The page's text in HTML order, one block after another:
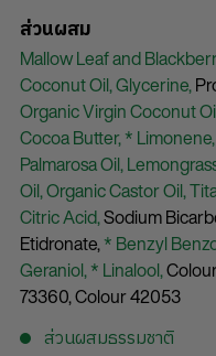
ส่วนผสม
Mallow Leaf and
Coconut Oil,Glycerine,
Organic Virgin Coconut
Cocoa Butter,* Limonene,
Palmarosa Oil,
Oil,Organic Castor Oil,
Citric Acid,Sodium
Etidronate,* Benzyl
Geraniol,* Linalool,
73360,Colour 42053
ส่วนผสมธรรมชาติ